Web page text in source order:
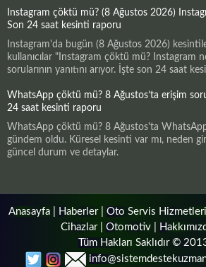
Instagram çöktü mü? (8 Ağustos 2026)
Son 24 saat kesinti raporu
Instagram'da bugün (8 Ağustos 2026)
kullanıcılar "Instagram çöktü mü? Instagram
sorularının yanıtını arıyor. İşte son 24 saat
WhatsApp çöktü mü? 8 Ağustos’ta erişim
24 saat kesinti raporu
WhatsApp çöktü mü? 8 Ağustos'ta
gündem oldu. Küresel kesinti var mı, neden
güncel durum ve detaylar.
Anasayfa| Haberler| Oto Servis Hizmetleri
Cihazlar| Otomotiv
Tüm Hakları Saklıdır ©